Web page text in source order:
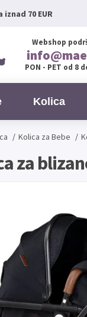
70 EUR
Webshop
PON - PET od 8
Kolica
/ Kolica za Bebe /
za